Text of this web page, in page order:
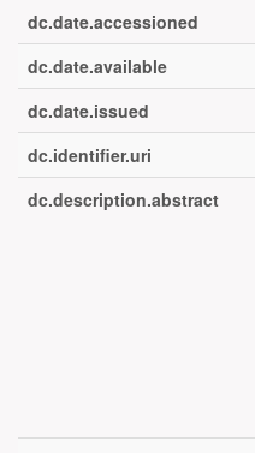
dc.date.accessioned
dc.date.available
dc.date.issued
dc.identifier.uri
dc.description.abstract